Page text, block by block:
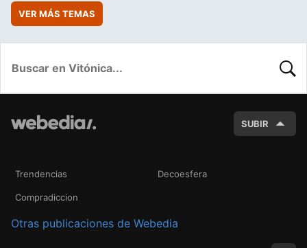
VER MÁS TEMAS
SUBIR
Trendencias Decoesfera
Compradiccion
Otras publicaciones de Webedia